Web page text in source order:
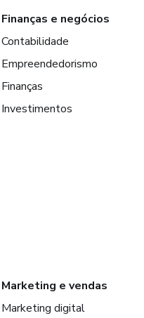
Finanças e negócios
Contabilidade
Empreendedorismo
Finanças
Investimentos
Marketing e vendas
Marketing digital